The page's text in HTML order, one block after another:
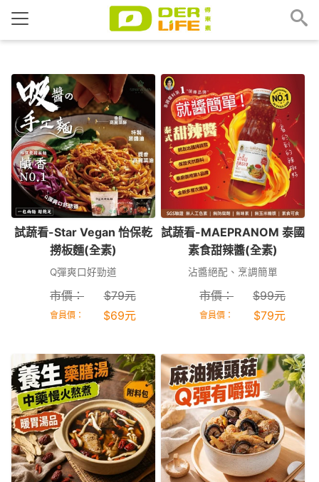
試蔬看-Star Vegan 怡保乾
撈板麵(全素)
Q彈爽口好勁道
市價： $79元
會員價： $69元
試蔬看-MAEPRANOM 泰國
素食甜辣醬(全素)
沾醬絕配、烹調簡單
市價： $99元
會員價： $79元